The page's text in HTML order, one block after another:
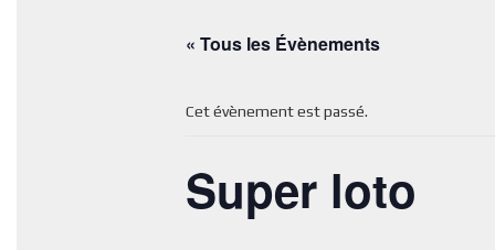
« Tous les Évènements
Cet évènement est passé.
Super loto